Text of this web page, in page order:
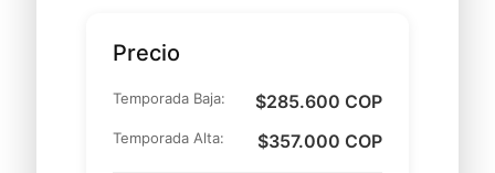
Precio
Temporada Baja: $285.600 COP
Temporada Alta: $357.000 COP